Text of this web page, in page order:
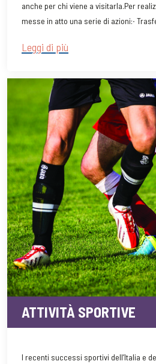
anche per chi viene a visitarla.Per
messe in atto una serie di azioni:∙
Leggi di più
ATTIVITÀ SPORTIVE
I recenti successi sportivi dell’Italia e